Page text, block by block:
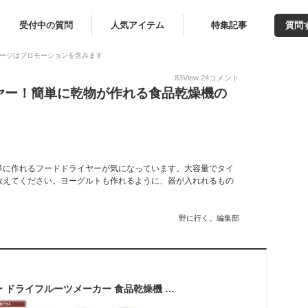
受付中の質問 人気アイテム 特集記事 質問
ジはプロモーションを含みます
83View 24コメント
！簡単に乾物が作れる食品乾燥機の
作れるフードドライヤーが気になっています。大容量でタイ
てください。ヨーグルトも作れるように、器が入れれるもの
野に行く。編集部
ドライフードメーカー ドライフルーツメーカー 食品乾燥機 家庭用 ジャーキーメーカー ROOMMATE エナジーフードドライヤー RM-202TE 野菜乾燥機 干し野菜 乾燥野菜 フードドライヤー タイマー付き 5段トレイ 食品乾燥 野菜 果物 フルーツ 温度設定【送料無料